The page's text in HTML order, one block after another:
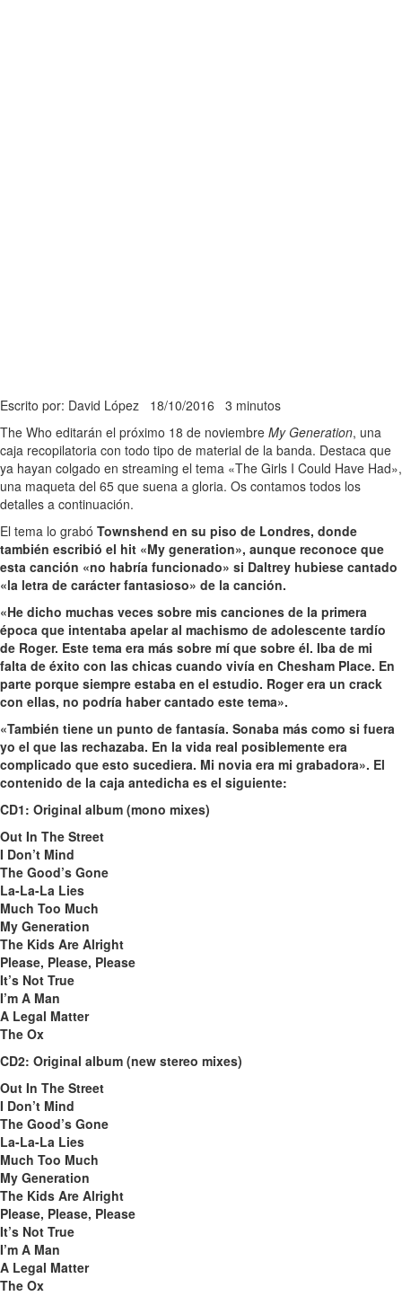
Escrito por: David López 18/10/2016 3 minutos
The Who editarán el próximo 18 de noviembre My Generation, una
caja recopilatoria con todo tipo de material de la banda. Destaca que
ya hayan colgado en streaming el tema «The Girls I Could Have Had»,
una maqueta del 65 que suena a gloria. Os contamos todos los
detalles a continuación.
El tema lo grabó Townshend en su piso de Londres, donde
también escribió el hit «My generation», aunque reconoce que
esta canción «no habría funcionado» si Daltrey hubiese cantado
«la letra de carácter fantasioso» de la canción.
«He dicho muchas veces sobre mis canciones de la primera
época que intentaba apelar al machismo de adolescente tardío
de Roger. Este tema era más sobre mí que sobre él. Iba de mi
falta de éxito con las chicas cuando vivía en Chesham Place. En
parte porque siempre estaba en el estudio. Roger era un crack
con ellas, no podría haber cantado este tema».
«También tiene un punto de fantasía. Sonaba más como si fuera
yo el que las rechazaba. En la vida real posiblemente era
complicado que esto sucediera. Mi novia era mi grabadora». El
contenido de la caja antedicha es el siguiente:
CD1: Original album (mono mixes)
Out In The Street
I Don’t Mind
The Good’s Gone
La-La-La Lies
Much Too Much
My Generation
The Kids Are Alright
Please, Please, Please
It’s Not True
I’m A Man
A Legal Matter
The Ox
CD2: Original album (new stereo mixes)
Out In The Street
I Don’t Mind
The Good’s Gone
La-La-La Lies
Much Too Much
My Generation
The Kids Are Alright
Please, Please, Please
It’s Not True
I’m A Man
A Legal Matter
The Ox